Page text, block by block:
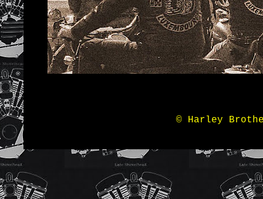
© Harley